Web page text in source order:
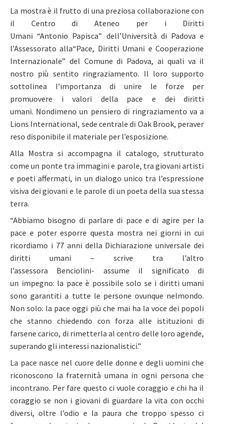
La mostra è il frutto di una preziosa collaborazione con
il Centro di Ateneo per i Diritti
Umani “Antonio Papisca” dell’Università di Padova e
l’Assessorato alla“Pace, Diritti Umani e Cooperazione
Internazionale” del Comune di Padova, ai quali va il
nostro più sentito ringraziamento. Il loro supporto
sottolinea l’importanza di unire le forze per
promuovere i valori della pace e dei diritti
umani. Nondimeno un pensiero di ringraziamento va a
Lions International, sede centrale di Oak Brook, peraver
reso disponibile il materiale per l’esposizione.
Alla Mostra si accompagna il catalogo, strutturato
come un ponte tra immagini e parole, tra giovani artisti
e poeti affermati, in un dialogo unico tra l’espressione
visiva dei giovani e le parole di un poeta della sua stessa
terra.
“Abbiamo bisogno di parlare di pace e di agire per la
pace e poter esporre questa mostra nei giorni in cui
ricordiamo i 77 anni della Dichiarazione universale dei
diritti umani – scrive tra l’altro
l’assessora Benciolini- assume il significato di
un impegno: la pace è possibile solo se i diritti umani
sono garantiti a tutte le persone ovunque nelmondo.
Non solo: la pace oggi più che mai ha la voce dei popoli
che stanno chiedendo con forza alle istituzioni di
farsene carico, di rimetterla al centro delle loro agende,
superando gli interessi nazionalistici.”
La pace nasce nel cuore delle donne e degli uomini che
riconoscono la fraternità umana in ogni persona che
incontrano. Per fare questo ci vuole coraggio e chi ha il
coraggio se non i giovani di guardare la vita con occhi
diversi, oltre l’odio e la paura che troppo spesso ci